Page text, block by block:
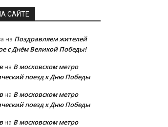
САЙТЕ
на Поздравляем жителей
с Днём Великой Победы!
на В московском метро
поезд к Дню Победы
на В московском метро
поезд к Дню Победы
на В московском метро